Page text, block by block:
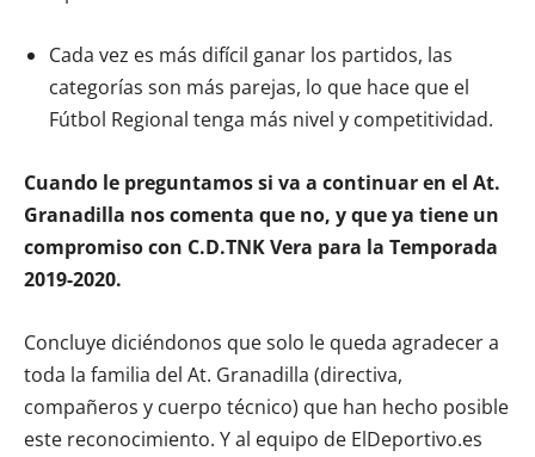
Cada vez es más difícil ganar los partidos, las
categorías son más parejas, lo que hace que el
Fútbol Regional tenga más nivel y competitividad.
Cuando le preguntamos si va a continuar en el At.
Granadilla nos comenta que no, y que ya tiene un
compromiso con C.D.TNK Vera para la Temporada
2019-2020.
Concluye diciéndonos que solo le queda agradecer a
toda la familia del At. Granadilla (directiva,
compañeros y cuerpo técnico) que han hecho posible
este reconocimiento. Y al equipo de ElDeportivo.es